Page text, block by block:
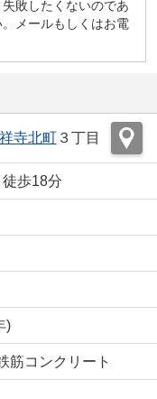
敗したくないのであ
メールもしくはお電
寺北町３丁目
徒歩18分
)
筋コンクリート